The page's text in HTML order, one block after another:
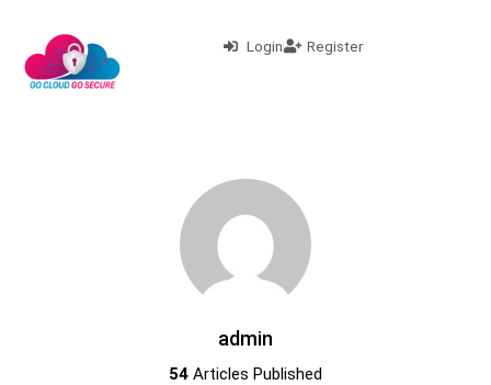
Login Register
admin
54 Articles Published